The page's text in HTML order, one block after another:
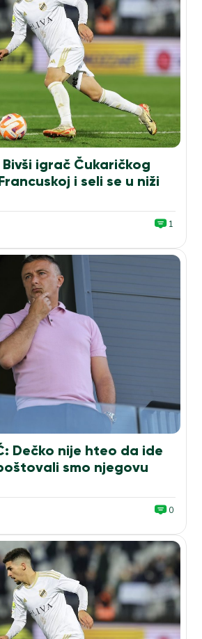
Bivši igrač Čukaričkog
i seli se u niži
1
Dečko nije hteo da ide
smo njegovu
0